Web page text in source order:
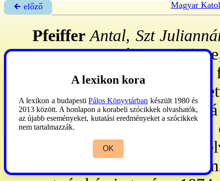
🡰 előző Magyar
Pfeiffer Antal, Szt
vm., 1845. máj. 1.-
- Az algimn-ot Léván, a
végezte. 1860. IX. 18:
tett, 1869. VIII. 12: pappá
Veszprémben az I.
hallg., a m., a tót
Nagykanizsán a 3-7. o.
A lexikon kora
A lexikon a budapesti Pálos Könyvtárban készült 1980 és
2013 között. A honlapon a korabeli szócikkek olvashatók,
az újabb eseményeket, kutatási eredményeket a szócikkek
nem tartalmazzák.
OK